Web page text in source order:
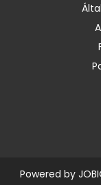
Powered by